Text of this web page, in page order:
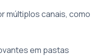
múltiplos canais, como
em pastas